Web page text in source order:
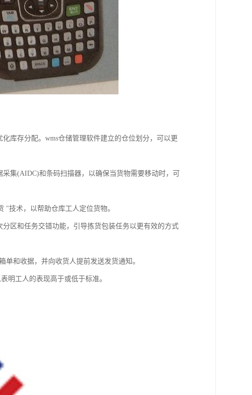
库存分配。wms仓储管理软件建立的仓位划分，可以更
集(AIDC)和条码扫描器，以确保当货物需要移动时，可
技术，以帮助仓库工人定位货物。
区和任务交错功能，引导拣货包装任务以更有效的方式
和收据，并向收货人提前发送发货通知。
明工人的表现高于或低于标准。